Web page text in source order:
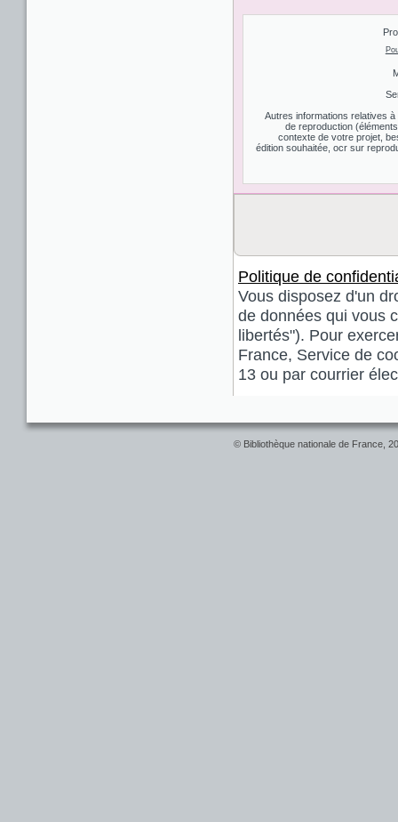
Autres informations relatives
de reproduction
contexte de votre projet,
édition souhaitée, ocr sur
Politique de
Vous disposez d'un
de données qui vous
libertés"). Pour
France, Service de
13 ou par courrier
© Bibliothèque nationale de France,